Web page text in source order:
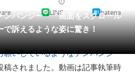
ージ
ンパンジー 「画面をスクロール
で訴えるような姿に驚き！
LINE hatena
願いしているようなチンパンジー
稿されました。動画は記事執筆時